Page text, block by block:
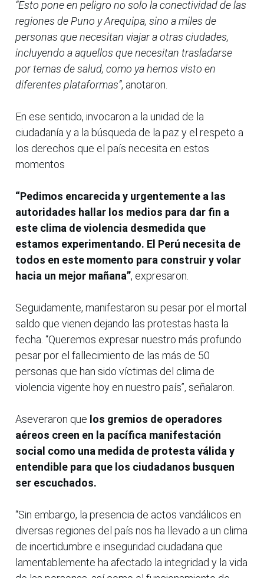
“Esto pone en peligro no solo la conectividad de las
regiones de Puno y Arequipa, sino a miles de
personas que necesitan viajar a otras ciudades,
incluyendo a aquellos que necesitan trasladarse
por temas de salud, como ya hemos visto en
diferentes plataformas”, anotaron.
En ese sentido, invocaron a la unidad de la
ciudadanía y a la búsqueda de la paz y el respeto a
los derechos que el país necesita en estos
momentos
“Pedimos encarecida y urgentemente a las
autoridades hallar los medios para dar fin a
este clima de violencia desmedida que
estamos experimentando. El Perú necesita de
todos en este momento para construir y volar
hacia un mejor mañana”, expresaron.
Seguidamente, manifestaron su pesar por el mortal
saldo que vienen dejando las protestas hasta la
fecha. “Queremos expresar nuestro más profundo
pesar por el fallecimiento de las más de 50
personas que han sido víctimas del clima de
violencia vigente hoy en nuestro país”, señalaron.
Aseveraron que los gremios de operadores
aéreos creen en la pacífica manifestación
social como una medida de protesta válida y
entendible para que los ciudadanos busquen
ser escuchados.
“Sin embargo, la presencia de actos vandálicos en
diversas regiones del país nos ha llevado a un clima
de incertidumbre e inseguridad ciudadana que
lamentablemente ha afectado la integridad y la vida